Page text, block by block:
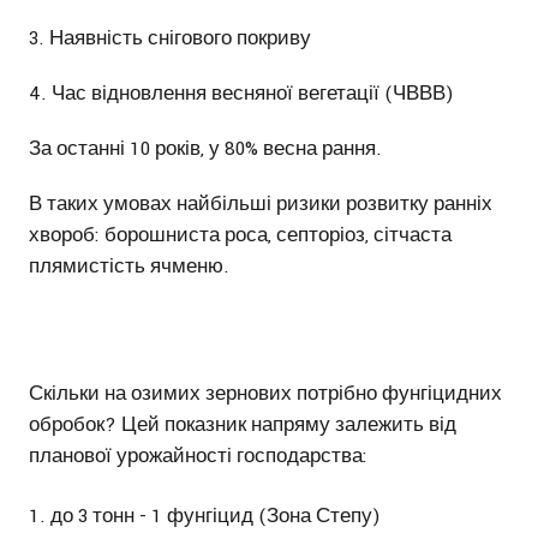
3. Наявність снігового покриву
4. Час відновлення весняної вегетації (ЧВВВ)
За останні 10 років, у 80% весна рання.
В таких умовах найбільші ризики розвитку ранніх
хвороб: борошниста роса, септоріоз, сітчаста
плямистість ячменю.
Скільки на озимих зернових потрібно фунгіцидних
обробок? Цей показник напряму залежить від
планової урожайності господарства:
до 3 тонн - 1 фунгіцид (Зона Степу)